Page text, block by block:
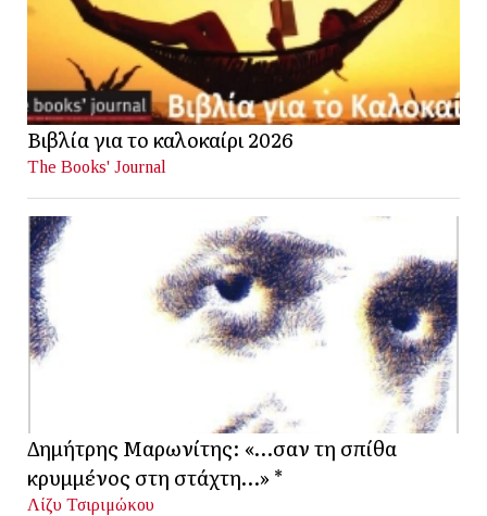
Βιβλία για το καλοκαίρι 2026
The Books' Journal
Δημήτρης Μαρωνίτης: «…σαν τη σπίθα
κρυμμένος στη στάχτη…» *
Λίζυ Τσιριμώκου